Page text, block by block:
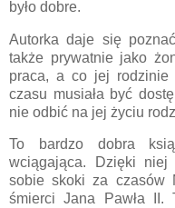
było dobre.
Autorka daje się
także prywatnie jako
praca, a co jej rodzinie
czasu musiała być
nie odbić na jej życiu
To bardzo dobra
wciągająca. Dzięki niej
sobie skoki za czasów
śmierci Jana Pawła II.